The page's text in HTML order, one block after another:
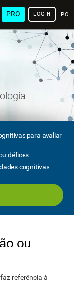
PRO LOGIN
para avaliar
défices
cognitivas
ou
referência à